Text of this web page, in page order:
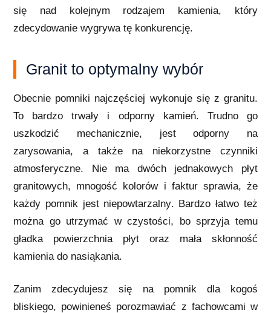
się nad kolejnym rodzajem kamienia, który
zdecydowanie wygrywa tę konkurencję.
Granit to optymalny wybór
Obecnie pomniki najczęściej wykonuje się z granitu.
To bardzo trwały i odporny kamień. Trudno go
uszkodzić mechanicznie, jest odporny na
zarysowania, a także na niekorzystne czynniki
atmosferyczne. Nie ma dwóch jednakowych płyt
granitowych, mnogość kolorów i faktur sprawia, że
każdy pomnik jest niepowtarzalny. Bardzo łatwo też
można go utrzymać w czystości, bo sprzyja temu
gładka powierzchnia płyt oraz mała skłonność
kamienia do nasiąkania.
Zanim zdecydujesz się na pomnik dla kogoś
bliskiego, powinieneś porozmawiać z fachowcami w